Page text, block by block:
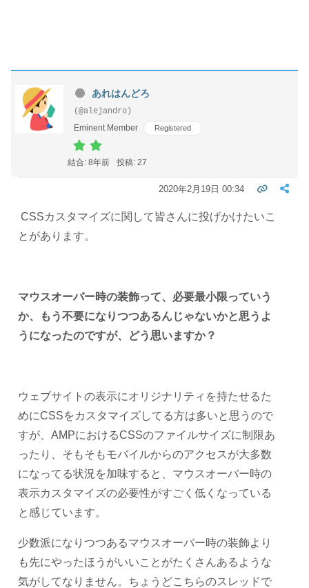
あれはんどろ
(@alejandro)
Eminent Member
Registered
結合: 8年前 投稿: 27
2020年2月19日 00:34
CSSカスタマイズに関して皆さんに投げかけたいこ
とがあります。
マウスオーバー時の装飾って、必要最小限っていう
か、もう不要になりつつあるんじゃないかと思うよ
うになったのですが、どう思いますか？
ウェブサイトの表示にオリジナリティを持たせるた
めにCSSをカスタマイズしてる方は多いと思うので
すが、AMPにおけるCSSのファイルサイズに制限あ
ったり、そもそもモバイルからのアクセスが大多数
になってる状況を加味すると、マウスオーバー時の
表示カスタマイズの必要性がすごく低くなっている
と感じています。
少数派になりつつあるマウスオーバー時の装飾より
も先にやったほうがいいことがたくさんあるような
気がしてなりません。ちょうどこちらのスレッドで